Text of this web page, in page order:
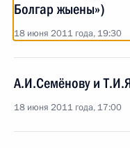
Болгар жыены»)
18 июня 2011 года, 19:30
А.И.Семёнову и
18 июня 2011 года, 17:00